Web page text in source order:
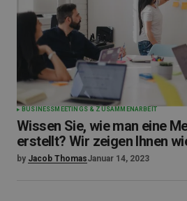
BUSINESS MEETINGS & ZUSAMMENARBEIT
Wissen Sie, wie man eine
erstellt? Wir zeigen Ihnen
by Jacob ThomasJanuar 14, 2023